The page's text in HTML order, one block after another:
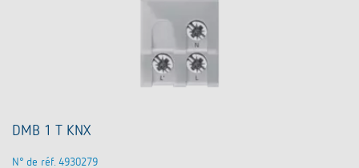
DMB 1 T KNX
N° de réf. 4930279